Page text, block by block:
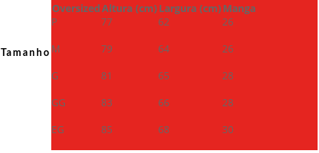
Tamanho
OversizedAltura (cm) Largura (cm) Manga
P
77 62
26
M
79 64
26
G
81 65
28
GG
83 66
28
EG
85 68 30